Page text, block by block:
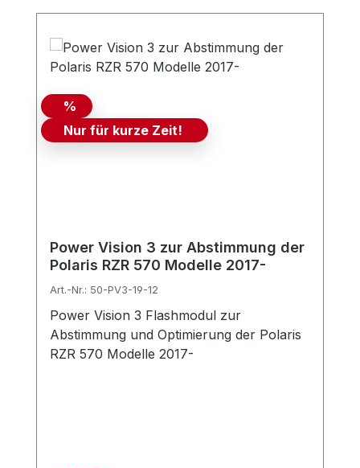
%
Nur für kurze Zeit!
Power Vision 3 zur Abstimmung der
Polaris RZR 570 Modelle 2017-
Art.-Nr.: 50-PV3-19-12
Power Vision 3 Flashmodul zur
Abstimmung und Optimierung der Polaris
RZR 570 Modelle 2017-